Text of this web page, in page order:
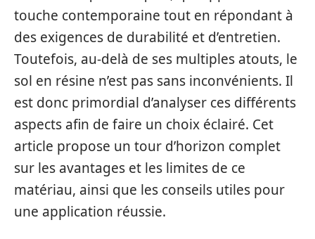
touche contemporaine tout en répondant à
des exigences de durabilité et d’entretien.
Toutefois, au-delà de ses multiples atouts, le
sol en résine n’est pas sans inconvénients. Il
est donc primordial d’analyser ces différents
aspects afin de faire un choix éclairé. Cet
article propose un tour d’horizon complet
sur les avantages et les limites de ce
matériau, ainsi que les conseils utiles pour
une application réussie.